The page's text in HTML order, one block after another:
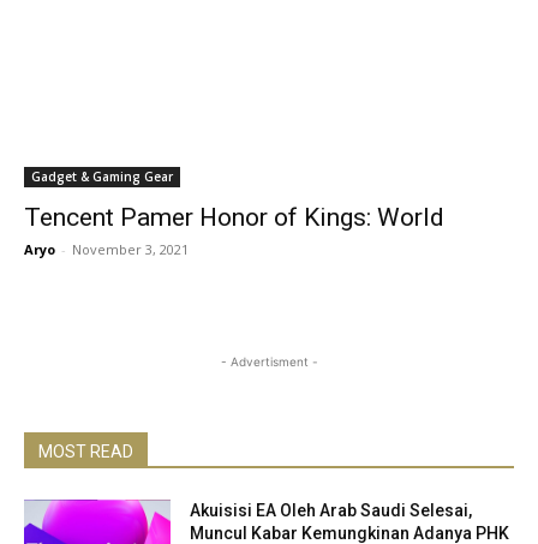
Gadget & Gaming Gear
Tencent Pamer Honor of Kings: World
Aryo - November 3, 2021
- Advertisment -
MOST READ
Akuisisi EA Oleh Arab Saudi Selesai,
Muncul Kabar Kemungkinan Adanya PHK